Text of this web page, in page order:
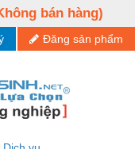
bán hàng)
Đăng sản phẩm